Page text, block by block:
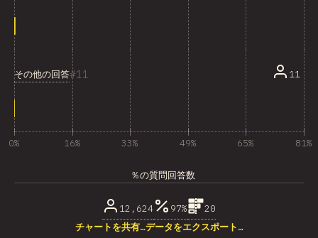
11
その他の回答 11
0% 16% 33% 49% 65% 81%
％の質問回答数
12,624 97%
20
チャートを共有…データをエクスポート…